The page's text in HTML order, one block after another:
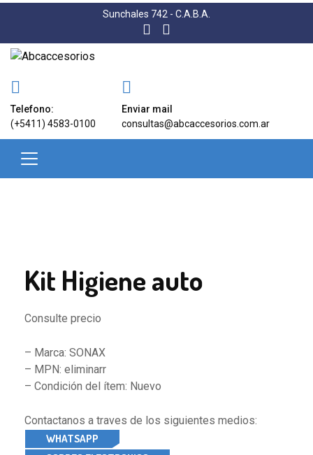
Sunchales 742 - C.A.B.A.
Telefono:
(+5411) 4583-0100
Enviar mail
consultas@abcaccesorios.com.ar
Kit Higiene auto
Consulte precio
– Marca: SONAX
– MPN: eliminarr
– Condición del ítem: Nuevo
Contactanos a traves de los siguientes medios:
WHATSAPP